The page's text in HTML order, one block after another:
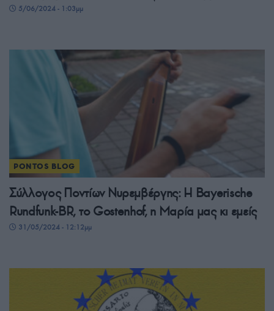
5/06/2024 - 1:03μμ
PONTOS BLOG
Σύλλογος Ποντίων Νυρεμβέργης: Η Bayerische
Rundfunk-ΒR, το Gostenhof, η Μαρία μας κι εμείς
31/05/2024 - 12:12μμ